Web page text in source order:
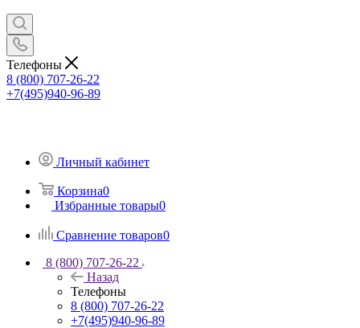
Телефоны
8 (800) 707-26-22
+7(495)940-96-89
Личный кабинет
Корзина0
Избранные товары0
Сравнение товаров0
8 (800) 707-26-22
Назад
Телефоны
8 (800) 707-26-22
+7(495)940-96-89